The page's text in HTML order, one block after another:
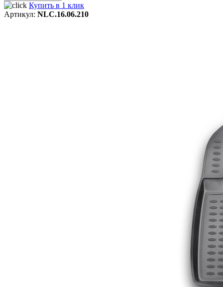
Купить в 1 клик
Артикул: NLC.16.06.210